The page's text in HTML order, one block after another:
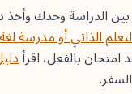
الدراسة وحدك وأخذ
الذاتي أو مدرسة
بالفعل، اقرأ